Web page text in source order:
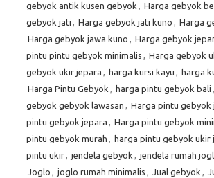
gebyok antik kusen gebyok , Harga gebyok
gebyok jati , Harga gebyok jati kuno , Harga
Harga gebyok jawa kuno , Harga gebyok
pintu pintu gebyok minimalis , Harga gebyok
gebyok ukir jepara , harga kursi kayu , harga
Harga Pintu Gebyok , harga pintu gebyok bali ,
gebyok gebyok lawasan , Harga pintu gebyok
pintu gebyok jepara , Harga pintu gebyok
pintu gebyok murah , harga pintu gebyok ukir
pintu ukir, jendela gebyok , jendela rumah
Joglo , joglo rumah minimalis , Jual gebyok ,